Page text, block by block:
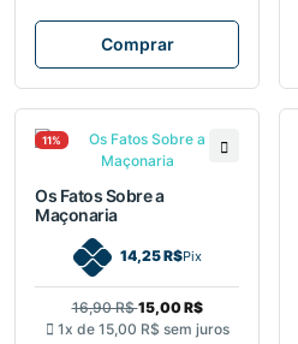
Comprar
11%
Os Fatos Sobre a
Maçonaria
14,25 R$Pix
16,90 R$15,00 R$
1x de 15,00 R$ sem juros